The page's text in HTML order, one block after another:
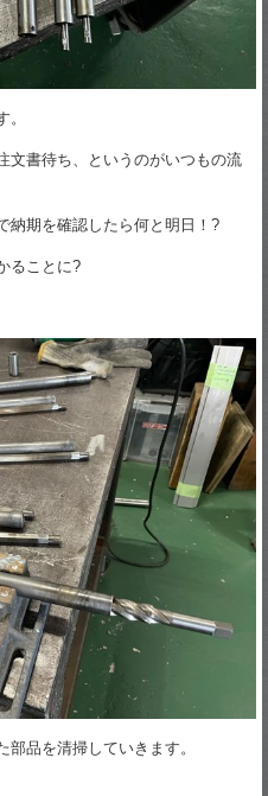
文書待ち、というのがいつもの流
納期を確認したら何と明日！?
ることに?
部品を清掃していきます。